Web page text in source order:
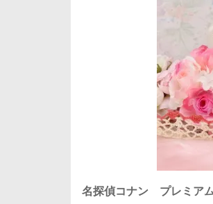
名探偵コナン プレミア